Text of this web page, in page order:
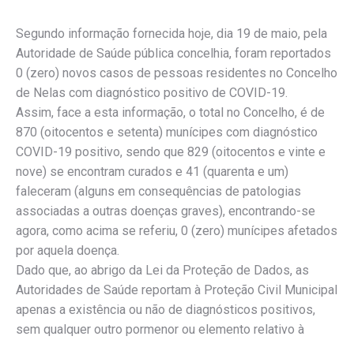
Segundo informação fornecida hoje, dia 19 de maio, pela
Autoridade de Saúde pública concelhia, foram reportados
0 (zero) novos casos de pessoas residentes no Concelho
de Nelas com diagnóstico positivo de COVID-19.
Assim, face a esta informação, o total no Concelho, é de
870 (oitocentos e setenta) munícipes com diagnóstico
COVID-19 positivo, sendo que 829 (oitocentos e vinte e
nove) se encontram curados e 41 (quarenta e um)
faleceram (alguns em consequências de patologias
associadas a outras doenças graves), encontrando-se
agora, como acima se referiu, 0 (zero) munícipes afetados
por aquela doença.
Dado que, ao abrigo da Lei da Proteção de Dados, as
Autoridades de Saúde reportam à Proteção Civil Municipal
apenas a existência ou não de diagnósticos positivos,
sem qualquer outro pormenor ou elemento relativo à